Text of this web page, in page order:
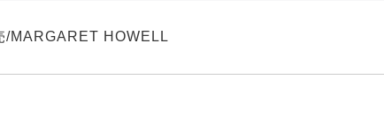
/MARGARET HOWELL